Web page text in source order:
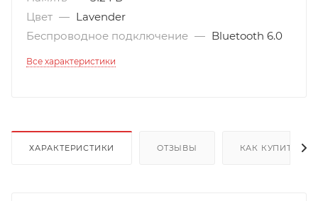
Цвет — Lavender
Беспроводное подключение — Bluetooth 6.0
Все характеристики
ХАРАКТЕРИСТИКИ ОТЗЫВЫ КАК КУПИТЬ